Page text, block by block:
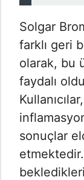
Solgar
farklı geri
olarak, bu
faydalı
sonuçlar
etmektedir.